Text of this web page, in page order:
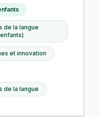
de la langue
et innovation
de la langue